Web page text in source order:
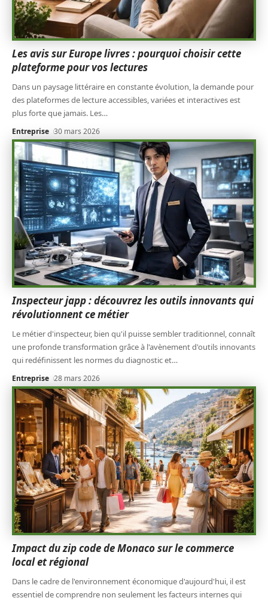
Les avis sur Europe livres : pourquoi choisir cette
plateforme pour vos lectures
Dans un paysage littéraire en constante évolution, la demande pour
des plateformes de lecture accessibles, variées et interactives est
plus forte que jamais. Les…
Entreprise 30 mars 2026
Inspecteur japp : découvrez les outils innovants qui
révolutionnent ce métier
Le métier d'inspecteur, bien qu'il puisse sembler traditionnel, connaît
une profonde transformation grâce à l'avènement d'outils innovants
qui redéfinissent les normes du diagnostic et…
Entreprise 28 mars 2026
Impact du zip code de Monaco sur le commerce
local et régional
Dans le cadre de l'environnement économique d'aujourd'hui, il est
essentiel de comprendre non seulement les facteurs internes qui